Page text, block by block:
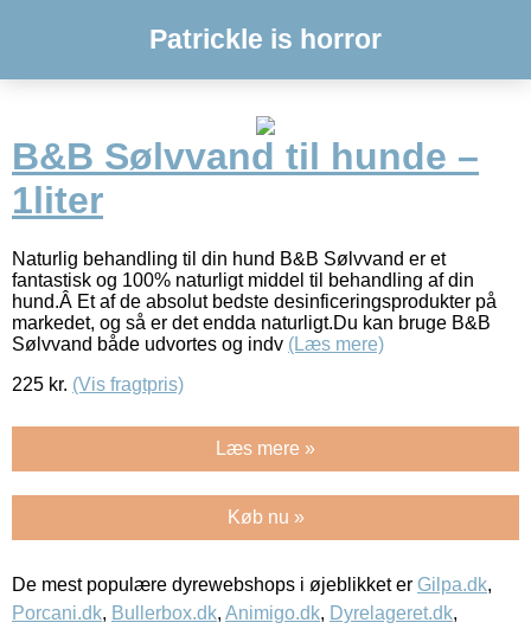
Patrickle is horror
B&B Sølvvand til hunde –
1liter
Naturlig behandling til din hund B&B Sølvvand er et
fantastisk og 100% naturligt middel til behandling af din
hund.Â Et af de absolut bedste desinficeringsprodukter på
markedet, og så er det endda naturligt.Du kan bruge B&B
Sølvvand både udvortes og indv (Læs mere)
225 kr. (Vis fragtpris)
Læs mere »
Køb nu »
De mest populære dyrewebshops i øjeblikket er Gilpa.dk,
Porcani.dk, Bullerbox.dk, Animigo.dk, Dyrelageret.dk,